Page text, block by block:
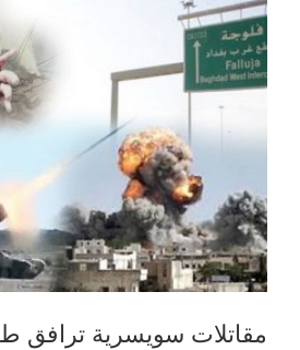
مقاتلات سويسرية ترافق